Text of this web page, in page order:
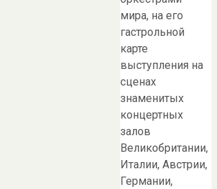
мира, на его
гастрольной
карте
выступления на
сценах
знаменитых
концертных
залов
Великобритании,
Италии, Австрии,
Германии,